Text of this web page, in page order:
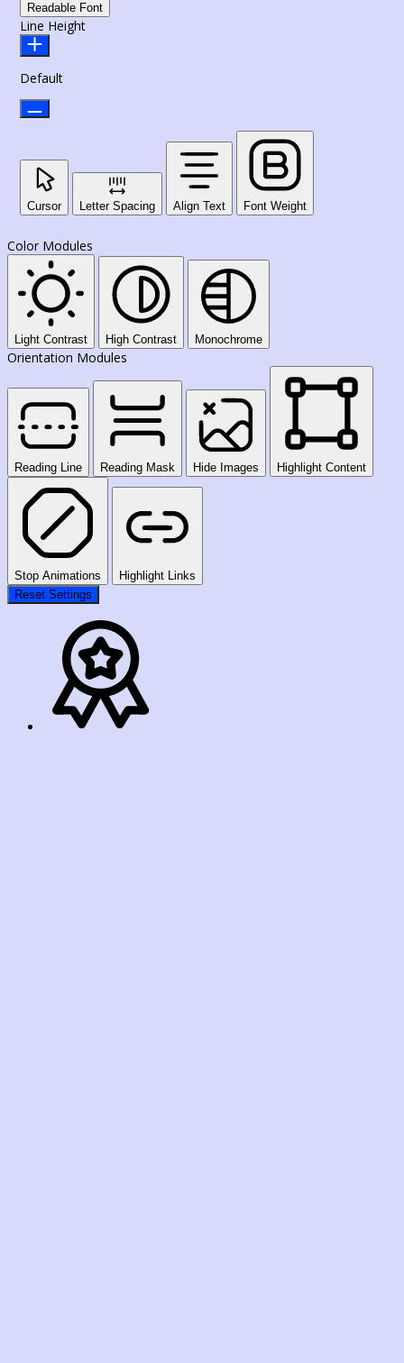
Readable Font
Line Height
Default
Cursor Letter Spacing Align Text Font Weight
Color Modules
Light Contrast High Contrast Monochrome
Orientation Modules
Reading Line Reading Mask Hide Images Highlight Content
Stop Animations
Highlight Links
Reset Settings